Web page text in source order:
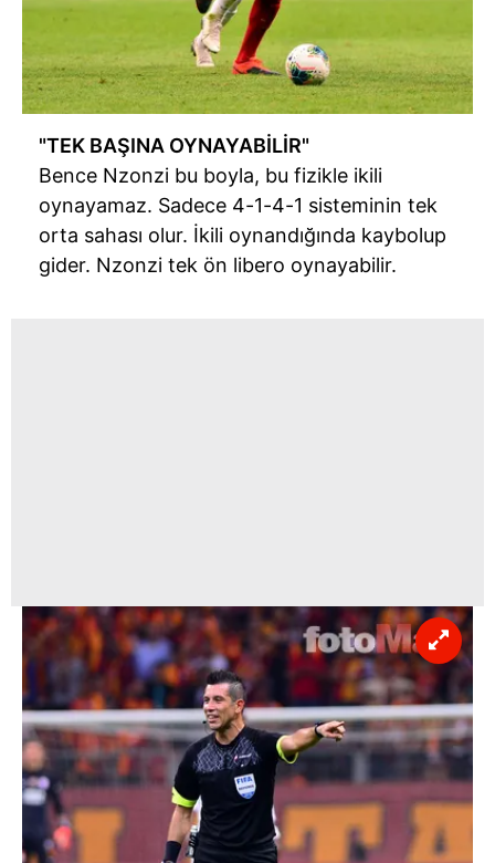
Çerezlere ilişkin tercihlerinizi aşağıda yer alan panel
vasıtasıyla belirleyebilirsiniz. Çerezlere ilişkin detaylı bilgi
için Ayarlar butonuna tıklayabilir,Çerez Bilgilendirme
Metnimiziziyaret edebilirsiniz.
6698 sayılı Kişisel Verilerin Korunması Kanunu uyarınca
hazırlanmış Aydınlatma Metnimizi okumak ve sitemizde
ilgili mevzuata uygun olarak kullanılan çerezlerle ilgili bilgi
"TEK BAŞINA OYNAYABİLİR"
Bence Nzonzi bu boyla, bu fizikle ikili
oynayamaz. Sadece 4-1-4-1 sisteminin tek
orta sahası olur. İkili oynandığında kaybolup
gider. Nzonzi tek ön libero oynayabilir.